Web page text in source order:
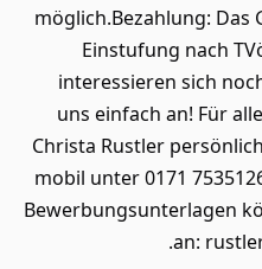
möglich.Bezahlung:
Einstufung nach
interessieren sich
uns einfach an! Für
Christa Rustler
mobil unter 0171
Bewerbungsunterlagen
an: